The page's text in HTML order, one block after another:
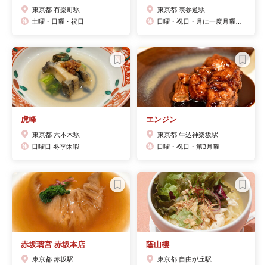
東京都 有楽町駅
土曜・日曜・祝日
東京都 表参道駅
虎峰
東京都 六本木駅
日曜日 冬季休暇
エンジン
東京都 牛込神楽坂駅
日曜・祝日・第3月曜
赤坂璃宮 赤坂本店
東京都 赤坂駅
蔭山樓
東京都 自由が丘駅